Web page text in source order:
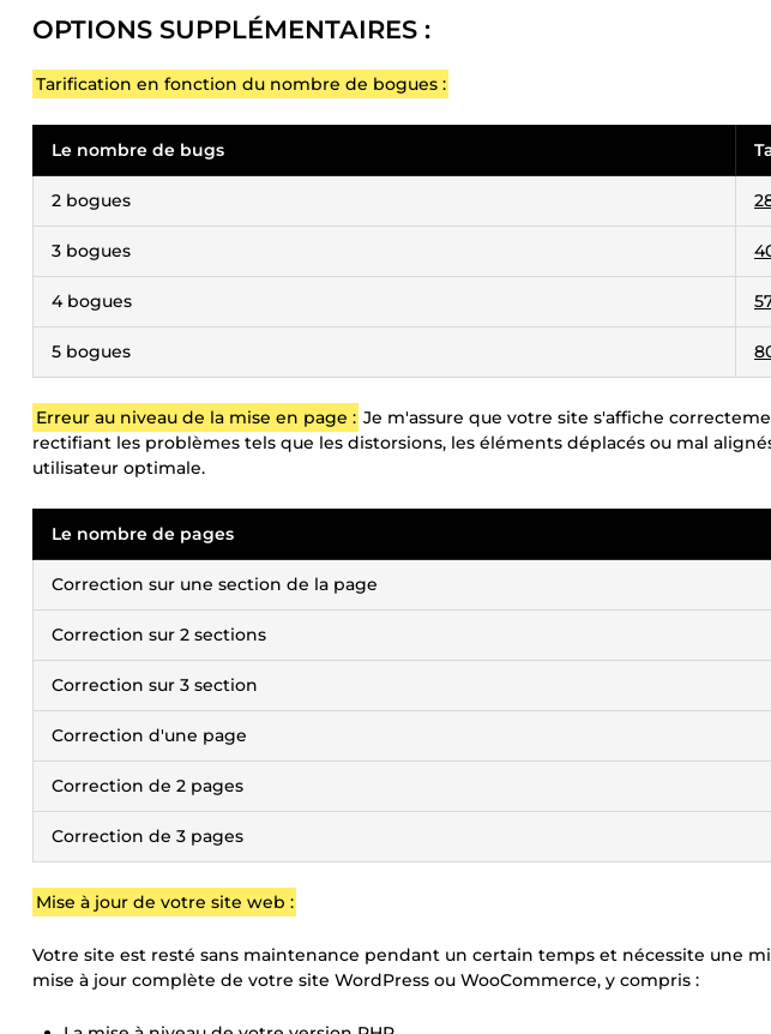
OPTIONS SUPPLÉMENTAIRES :
Tarification en fonction du nombre de bogues :
Le nombre de bugs
2 bogues
3 bogues
4 bogues
5 bogues
Erreur au niveau de la mise en page : Je m'assure que votre site s'affiche
rectifiant les problèmes tels que les distorsions, les éléments déplacés ou mal
utilisateur optimale.
Le nombre de pages
Correction sur une section de la page
Correction sur 2 sections
Correction sur 3 section
Correction d'une page
Correction de 2 pages
Correction de 3 pages
Mise à jour de votre site web :
Votre site est resté sans maintenance pendant un certain temps et nécessite une
mise à jour complète de votre site WordPress ou WooCommerce, y compris :